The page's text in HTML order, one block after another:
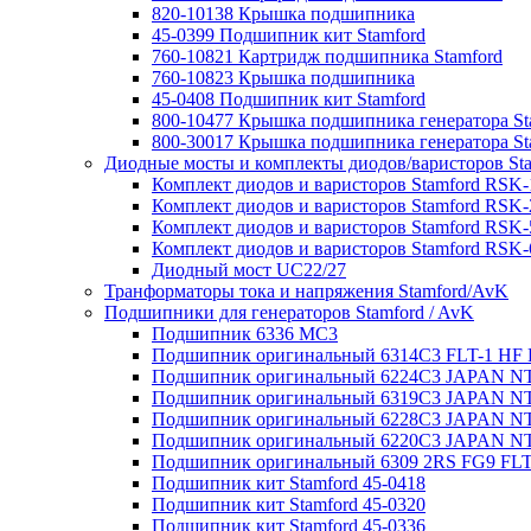
820-10138 Крышка подшипника
45-0399 Подшипник кит Stamford
760-10821 Картридж подшипника Stamford
760-10823 Крышка подшипника
45-0408 Подшипник кит Stamford
800-10477 Крышка подшипника генератора
800-30017 Крышка подшипника генератора
Диодные мосты и комплекты диодов/варисторов
Комплект диодов и варисторов Stamford RSK-
Комплект диодов и варисторов Stamford RSK-
Комплект диодов и варисторов Stamford RSK-
Комплект диодов и варисторов Stamford RSK-
Диодный мост UC22/27
Транформаторы тока и напряжения Stamford/AvK
Подшипники для генераторов Stamford / AvK
Подшипник 6336 МС3
Подшипник оригинальный 6314C3 FLT-1 HF
Подшипник оригинальный 6224С3 JAPAN
Подшипник оригинальный 6319C3 JAPAN
Подшипник оригинальный 6228C3 JAPAN
Подшипник оригинальный 6220C3 JAPAN
Подшипник оригинальный 6309 2RS FG9
Подшипник кит Stamford 45-0418
Подшипник кит Stamford 45-0320
Подшипник кит Stamford 45-0336